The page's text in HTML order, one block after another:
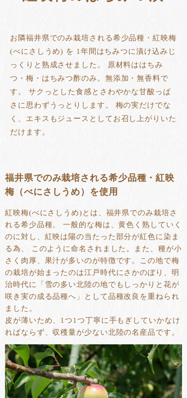
お隣福井県でのみ栽培される希少品種・紅映梅
(べにさしうめ) を 1年間はちみつに漬け込みじ
っくりと熟成させました。 原材料ははちみ
つ・梅・はちみつ酢のみ。無添加・無香料で
す。 サクっとした食感とさわやかな甘酸っぱ
さに思わずうっとりします。 梅の実だけでな
く、エキスもジュースとしてお召し上がりいた
だけます。
福井県でのみ栽培される希少品種・紅映
梅（べにさしうめ）を使用
紅映梅(べにさしうめ)とは、福井県でのみ栽培さ
れる希少品種。 一般的な梅は、黄色く熟していく
のに対し、紅映は陽の当たった部分が紅色に染ま
る為、 このように命名されました。また、種が小
さく肉厚、果汁が多いのが特徴です。この地で梅
の栽培が始まったのは江戸時代にさかのぼり、明
治時代に「雪の多い北陸の地でもしっかりと花が
咲き実の成る品種へ」として品種改良を重ねられ
ました。
皮が薄いため、1つ1つ丁寧に手もぎしていかなけ
ればならず、収穫量が少ない北陸の名産品です。